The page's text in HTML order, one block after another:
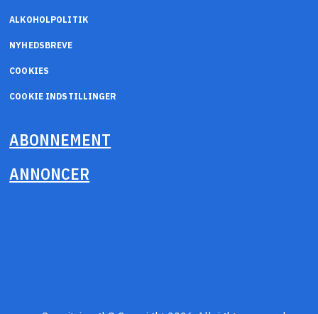
ALKOHOLPOLITIK
NYHEDSBREVE
COOKIES
COOKIE INDSTILLINGER
ABONNEMENT
ANNONCER